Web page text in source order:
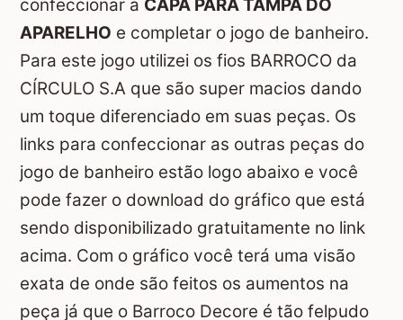
confeccionar a CAPA PARA TAMPA DO
APARELHO e completar o jogo de banheiro.
Para este jogo utilizei os fios BARROCO da
CÍRCULO S.A que são super macios dando
um toque diferenciado em suas peças. Os
links para confeccionar as outras peças do
jogo de banheiro estão logo abaixo e você
pode fazer o download do gráfico que está
sendo disponibilizado gratuitamente no link
acima. Com o gráfico você terá uma visão
exata de onde são feitos os aumentos na
peça já que o Barroco Decore é tão felpudo